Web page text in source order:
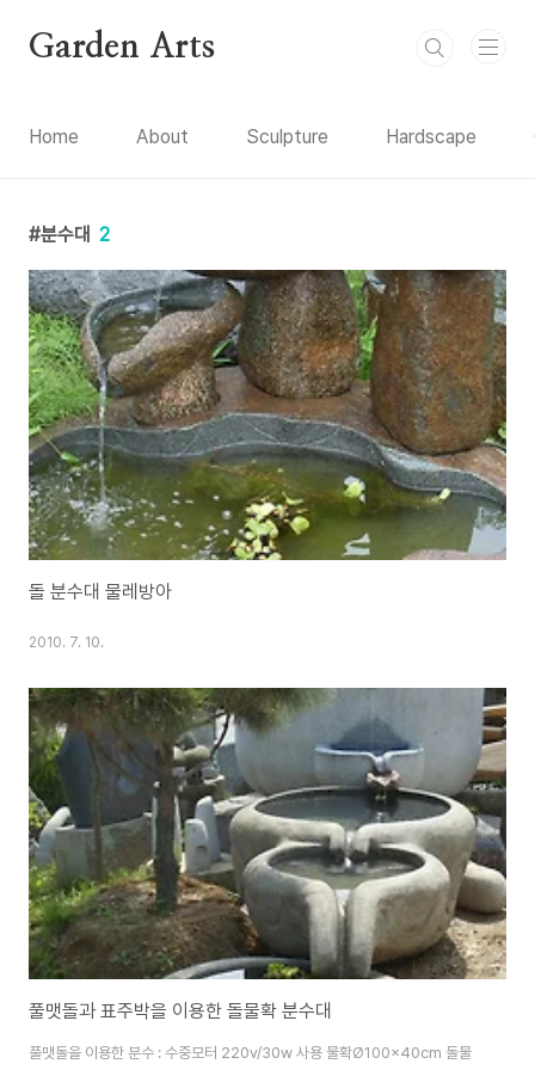
Garden Arts
Home About Sculpture Hardscape
분수대 2
돌 분수대 물레방아
2010. 7. 10.
풀맷돌과 표주박을 이용한 돌물확 분수대
풀맷돌을 이용한 분수 : 수중모터 220v/30w 사용 물확Ø100x40cm 돌물